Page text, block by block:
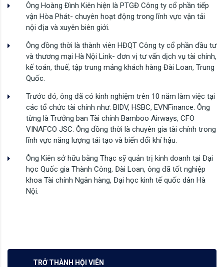
Ông Hoàng Đình Kiên hiện là PTGĐ Công ty cổ phần tiếp
vận Hòa Phát- chuyên hoạt động trong lĩnh vực vận tải
nội địa và xuyên biên giới.
Ông đồng thời là thành viên HĐQT Công ty cổ phần đầu tư
và thương mại Hà Nội Link- đơn vị tư vấn dịch vụ tài chính,
kế toán, thuế, tập trung mảng khách hàng Đài Loan, Trung
Quốc.
Trước đó, ông đã có kinh nghiệm trên 10 năm làm việc tại
các tổ chức tài chính như: BIDV, HSBC, EVNFinance. Ông
từng là Trưởng ban Tài chính Bamboo Airways, CFO
VINAFCO JSC. Ông đồng thời là chuyên gia tài chính trong
lĩnh vực năng lượng tái tạo và biến đổi khí hậu.
Ông Kiên sở hữu bằng Thạc sỹ quản trị kinh doanh tại Đại
học Quốc gia Thành Công, Đài Loan, ông đã tốt nghiệp
khoa Tài chính Ngân hàng, Đại học kinh tế quốc dân Hà
Nội.
TRỞ THÀNH HỘI VIÊN